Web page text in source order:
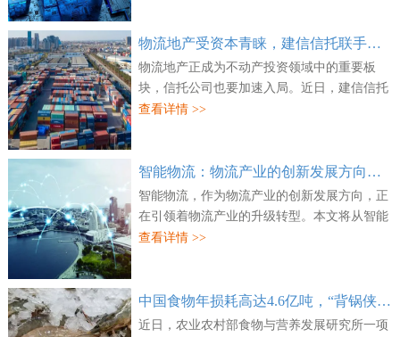
物流地产受资本青睐，建信信托联手万纬物流并购两处资产
物流地产正成为不动产投资领域中的重要板
块，信托公司也要加速入局。近日，建信信托
对外披露，已联合万纬物流及信建赢石成功并
查看详情 >>
智能物流：物流产业的创新发展方向，正引领物流产业的升级转型
智能物流，作为物流产业的创新发展方向，正
在引领着物流产业的升级转型。本文将从智能
物流的现状和发展趋势、应用场景、转型之路
查看详情 >>
中国食物年损耗高达4.6亿吨，“背锅侠”之一是冷链物流基础薄弱
近日，农业农村部食物与营养发展研究所一项